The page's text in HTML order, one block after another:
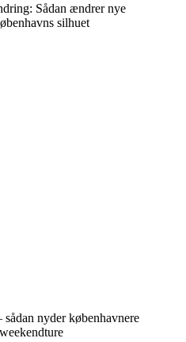
Sådan ændrer nye
silhuet
nyder københavnere